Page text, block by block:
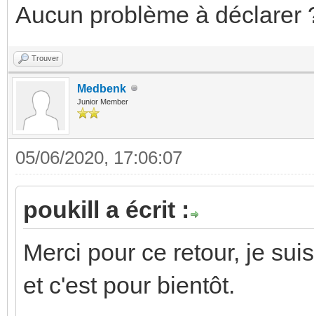
Aucun problème à déclarer
Trouver
Medbenk
Junior Member
05/06/2020, 17:06:07
poukill a écrit :
Merci pour ce retour, je
et c'est pour bientôt.